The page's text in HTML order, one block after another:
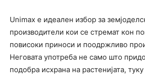
Unimax е идеален избор за
производители кои се стремат кон
повисоки приноси и поодржливо
Неговата употреба не само што
подобра исхрана на растенијата,